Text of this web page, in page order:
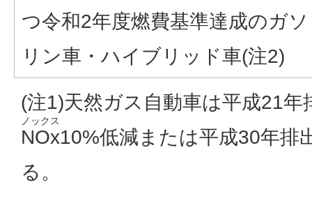
つ令和2年度燃費基準達成のガソ
リン車・ハイブリッド車(注2)
(注1)天然ガス自動車は平成21年
NOx
ノックス
10%低減または平成30年排
る。